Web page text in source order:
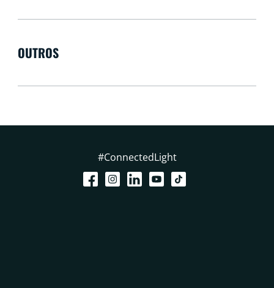
OUTROS
#ConnectedLight